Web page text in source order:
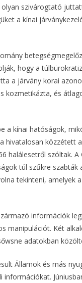
szivárogtató
a kínai
hogy a
a járvány korai
kozmetikázta, és
a kínai hatóságok,
hivatalosan közzétett
halálesetről szóltak.
túl szűkre
tekinteni, amelyek
információk
manipulációt. Két
adatokban
Államok és más